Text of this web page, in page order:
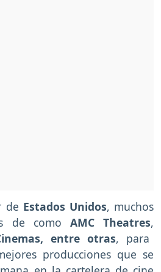
de Estados Unidos, muchos
de como AMC Theatres,
entre otras, para
producciones que se